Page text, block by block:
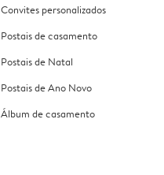
Convites personalizados
Postais de casamento
Postais de Natal
Postais de Ano Novo
Álbum de casamento